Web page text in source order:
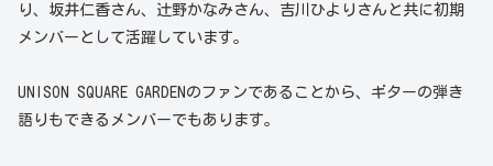
り、坂井仁香さん、辻野かなみさん、吉川ひよりさんと共に初期
メンバーとして活躍しています。
UNISON SQUARE GARDENのファンであることから、ギターの弾き
語りもできるメンバーでもあります。